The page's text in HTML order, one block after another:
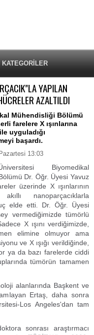
KATEGORİLER
YAPILAN
AZALTILDI
Mühendisliği Bölümü
farelere X ışınlarına
uyguladığı
başardı.
13:03
Biyomedikal
Dr. Öğr. Üyesi Yavuz
üzerinde X ışınlarının
nanoparçacıklarla
elde etti. Dr. Öğr. Üyesi
vermediğimizde tümörlü
X ışını verdiğimizde,
elimine olmuyor ama
ve X ışığı verildiğinde,
ya da bazı farelerde ciddi
tümörün tamamen
alanlarında Başkent ve
Ertaş, daha sonra
Los Angeles'dan tam
sonrası araştırmacı